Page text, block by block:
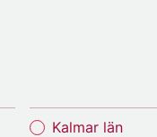
Kalmar län